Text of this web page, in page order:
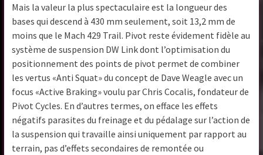
Mais la valeur la plus spectaculaire est la longueur des
bases qui descend à 430 mm seulement, soit 13,2 mm de
moins que le Mach 429 Trail. Pivot reste évidement fidèle au
système de suspension DW Link dont l’optimisation du
positionnement des points de pivot permet de combiner
les vertus «Anti Squat» du concept de Dave Weagle avec un
focus «Active Braking» voulu par Chris Cocalis, fondateur de
Pivot Cycles. En d’autres termes, on efface les effets
négatifs parasites du freinage et du pédalage sur l’action de
la suspension qui travaille ainsi uniquement par rapport au
terrain, pas d’effets secondaires de remontée ou